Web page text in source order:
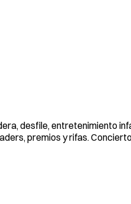
desfile, entretenimiento
premios y rifas.